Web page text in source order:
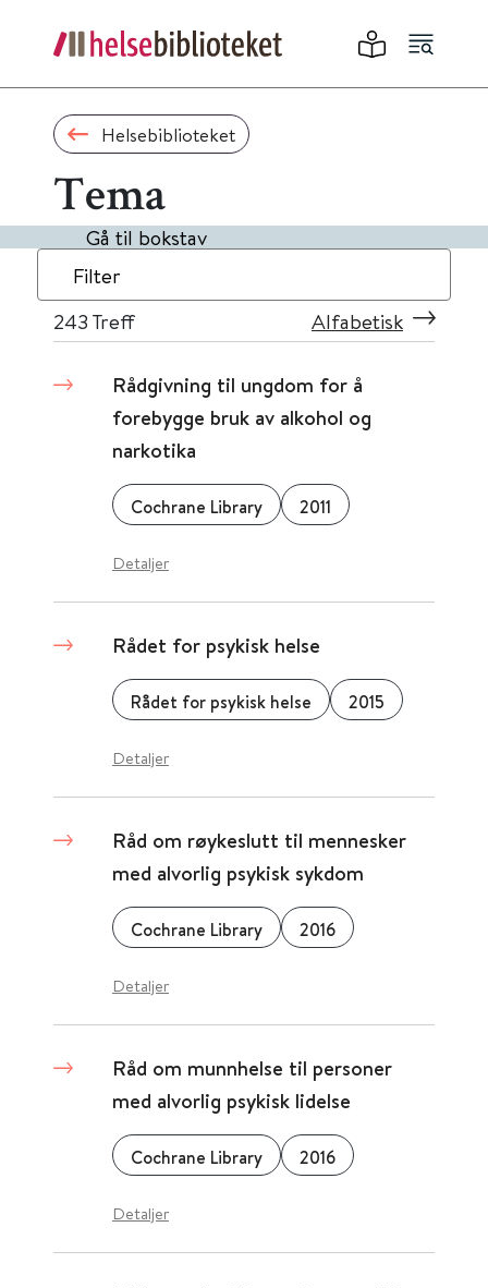
Helsebiblioteket
Tema
Gå til bokstav
Filter
243 Treff Alfabetisk
Rådgivning til ungdom for å
forebygge bruk av alkohol og
narkotika
Cochrane Library 2011
Detaljer
Rådet for psykisk helse
Rådet for psykisk helse 2015
Detaljer
Råd om røykeslutt til mennesker
med alvorlig psykisk sykdom
Cochrane Library 2016
Detaljer
Råd om munnhelse til personer
med alvorlig psykisk lidelse
Cochrane Library 2016
Detaljer